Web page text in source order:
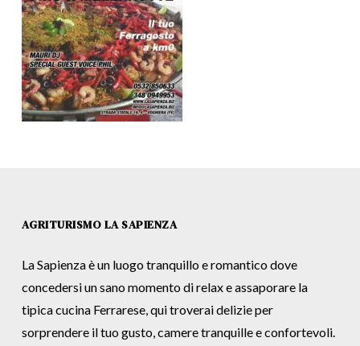
AGRITURISMO LA SAPIENZA
La Sapienza è un luogo tranquillo e romantico dove
concedersi un sano momento di relax e assaporare la
tipica cucina Ferrarese, qui troverai delizie per
sorprendere il tuo gusto, camere tranquille e confortevoli.